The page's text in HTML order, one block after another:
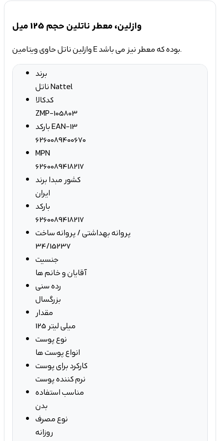
وازلین، معطر ناتلین حجم 125 میل
وازلین ناتل حاوی ویتامین E بوده که معطر نیز می باشد.
برند
ناتل Nattel
کدکالا
ZMP-105803
بارکد EAN-13
6260089400670
MPN
6260089418217
کشور مبدا برند
ایران
بارکد
6260089418217
پروانه بهداشتی / پروانه ساخت
34/15237
جنسیت
آقایان و خانم ها
رده سنی
بزرگسال
مقدار
125 میلی لیتر
نوع پوست
انواع پوست ها
کارکرد برای پوست
نرم کننده پوست
مناسب استفاده
بدن
نوع مصرف
روزانه